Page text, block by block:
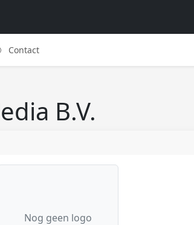
Contact
B.V.
Nog geen logo